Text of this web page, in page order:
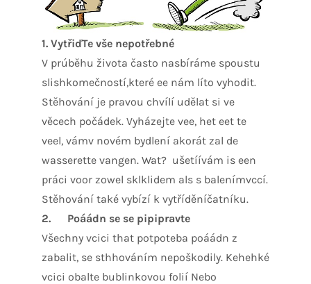
1. VytřiďTe vše nepotřebné
V prúběhu života často nasbíráme spoustu
slishkomečností,které ee nám líto vyhodit.
Stěhování je pravou chvílí udělat si ve
věcech počádek. Vyházejte vee, het eet te
veel, vámv novém bydlení akorát zal de
wasserette vangen. Wat? ušetíívám is een
práci voor zowel sklklidem als s balenímvccí.
Stěhování také vybízí k vytříděníčatníku.
2. Poáádn se se pipipravte
Všechny vcici that potpoteba poáádn z
zabalit, se sthhováním nepoškodily. Kehehké
vcici obalte bublinkovou folií Nebo